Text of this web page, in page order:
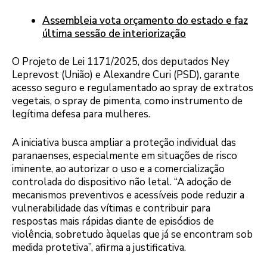
Assembleia vota orçamento do estado e faz
última sessão de interiorização
O Projeto de Lei 1171/2025, dos deputados Ney
Leprevost (União) e Alexandre Curi (PSD), garante
acesso seguro e regulamentado ao spray de extratos
vegetais, o spray de pimenta, como instrumento de
legítima defesa para mulheres.
A iniciativa busca ampliar a proteção individual das
paranaenses, especialmente em situações de risco
iminente, ao autorizar o uso e a comercialização
controlada do dispositivo não letal. “A adoção de
mecanismos preventivos e acessíveis pode reduzir a
vulnerabilidade das vítimas e contribuir para
respostas mais rápidas diante de episódios de
violência, sobretudo àquelas que já se encontram sob
medida protetiva”, afirma a justificativa.